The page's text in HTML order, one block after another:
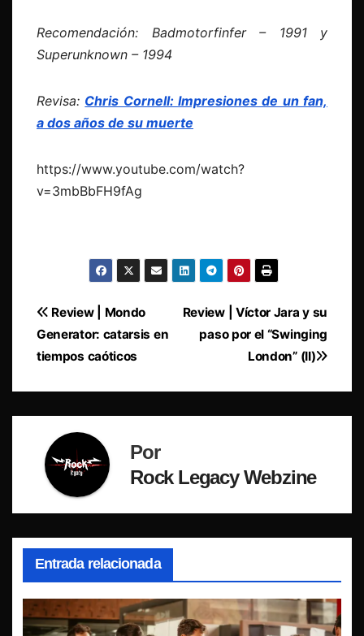
Recomendación: Badmotorfinfer – 1991 y
Superunknown – 1994
Revisa: Chris Cornell: Impresiones de un fan,
a dos años de su muerte
https://www.youtube.com/watch?
v=3mbBbFH9fAg
Navegación
de
Review | Víctor Jara y su
paso por el “Swinging
London” (II)
Review | Mondo
Generator: catarsis en
tiempos caóticos
Por
Rock Legacy Webzine
Entrada relacionada